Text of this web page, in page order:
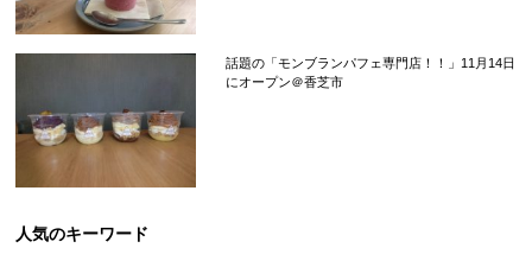
話題の「モンブランパフェ専門店！！」11月14日
にオープン＠香芝市
人気のキーワード